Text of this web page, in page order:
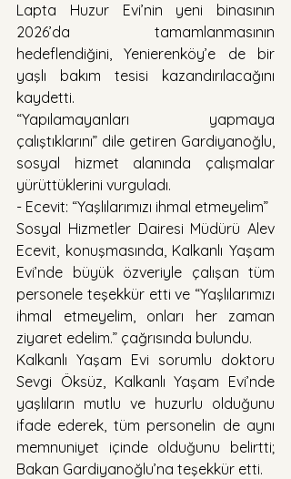
Lapta Huzur Evi’nin yeni binasının
2026’da tamamlanmasının
hedeflendiğini, Yenierenköy’e de bir
yaşlı bakım tesisi kazandırılacağını
kaydetti.
“Yapılamayanları yapmaya
çalıştıklarını” dile getiren Gardiyanoğlu,
sosyal hizmet alanında çalışmalar
yürüttüklerini vurguladı.
- Ecevit: “Yaşlılarımızı ihmal etmeyelim”
Sosyal Hizmetler Dairesi Müdürü Alev
Ecevit, konuşmasında, Kalkanlı Yaşam
Evi’nde büyük özveriyle çalışan tüm
personele teşekkür etti ve “Yaşlılarımızı
ihmal etmeyelim, onları her zaman
ziyaret edelim.” çağrısında bulundu.
Kalkanlı Yaşam Evi sorumlu doktoru
Sevgi Öksüz, Kalkanlı Yaşam Evi’nde
yaşlıların mutlu ve huzurlu olduğunu
ifade ederek, tüm personelin de aynı
memnuniyet içinde olduğunu belirtti;
Bakan Gardiyanoğlu’na teşekkür etti.